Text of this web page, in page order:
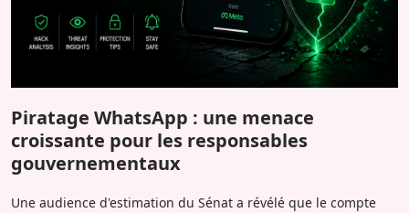
Piratage WhatsApp : une menace
croissante pour les responsables
gouvernementaux
Une audience d'estimation du Sénat a révélé que le compte